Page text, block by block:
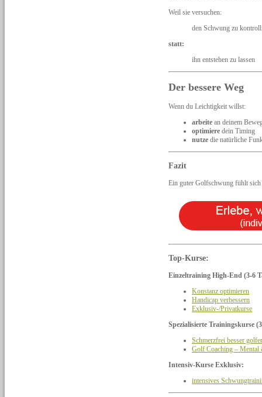
Weil sie versuchen:
den Schwung zu
statt:
ihn entstehen zu lassen
Der bessere Weg
Wenn du Leichtigkeit willst:
arbeite an deinem
optimiere dein Timing
nutze die natürliche
Fazit
Ein guter Golfschwung fühlt
Top-Kurse:
Einzeltraining High-End (3-6
Konstanz optimieren
Handicap verbessern
Exklusiv-/Privatkurse
Spezialisierte Trainingskurse
Schmerzfrei besser
Golf Coaching – Mental
Intensiv-Kurse Exklusiv:
intensives